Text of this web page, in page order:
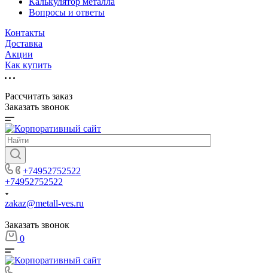
Вопросы и ответы
Контакты
Доставка
Акции
Как купить
Рассчитать заказ
Заказать звонок
+74952752522
+74952752522
zakaz@metall-ves.ru
Заказать звонок
0